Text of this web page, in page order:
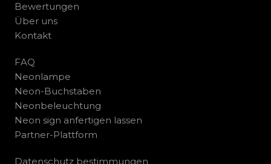
Bewertungen
Über uns
Kontakt
FAQ
Neonlampe
Neon-Buchstaben
Neonbeleuchtung
Neon sign anfertigen lassen
Partner-Plattform
Datenschutz bestimmungen